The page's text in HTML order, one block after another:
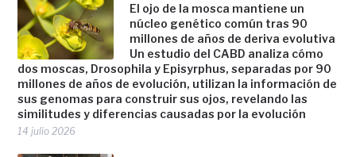
El ojo de la mosca mantiene un
núcleo genético común tras 90
millones de años de deriva evolutiva
Un estudio del CABD analiza cómo
dos moscas, Drosophila y Episyrphus, separadas por 90
millones de años de evolución, utilizan la información de
sus genomas para construir sus ojos, revelando las
similitudes y diferencias causadas por la evolución
14 julio 2026